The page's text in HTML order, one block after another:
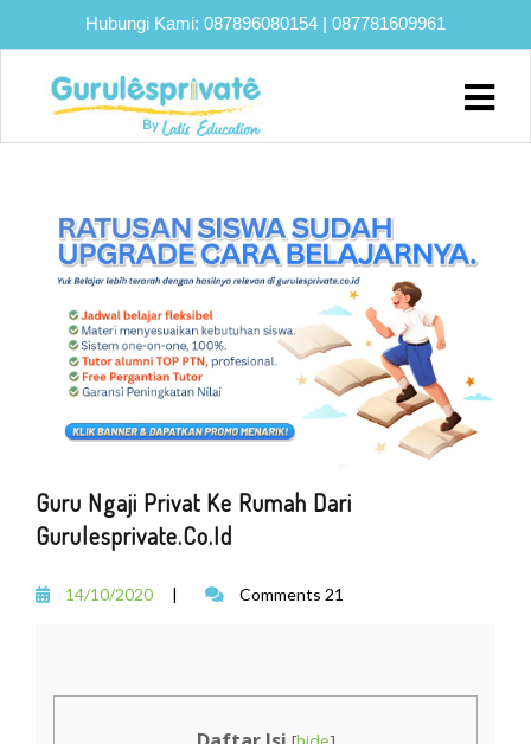
Hubungi Kami: 087896080154 | 087781609961
Home
Program
Bimbel
SNBT
Lainnya
Guru Ngaji Privat Ke Rumah Dari
Gurulesprivate.co.id
14/10/2020 | Comments 21